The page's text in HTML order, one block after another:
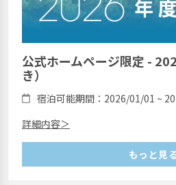
公式ホームページ限定 -
き）
宿泊可能期間：2026/01/01 ~
詳細内容＞
もっと見